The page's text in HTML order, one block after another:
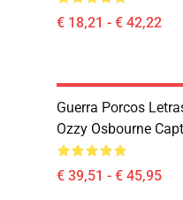
€ 18,21 - € 42,22
Guerra Porcos
Ozzy Osbourne
€ 39,51 - € 45,95